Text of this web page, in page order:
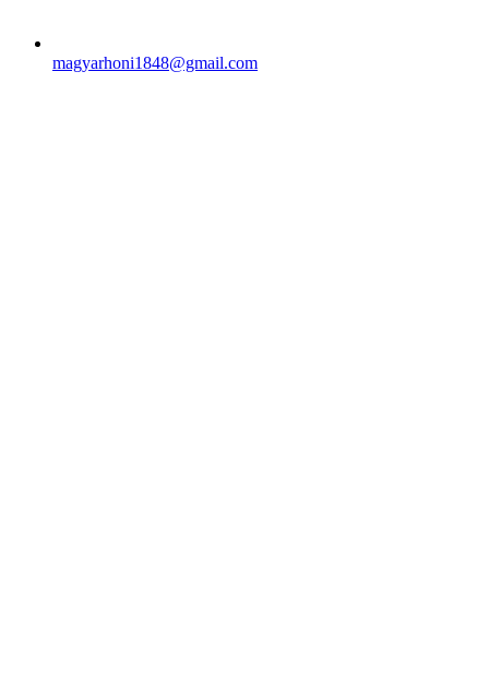
magyarhoni1848@gmail.com